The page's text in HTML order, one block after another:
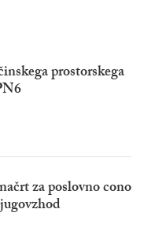
prostorskega
za poslovno cono